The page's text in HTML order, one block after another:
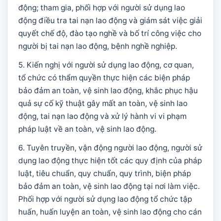
động; tham gia, phối hợp với người sử dụng lao
động điều tra tai nạn lao động và giám sát việc giải
quyết chế độ, đào tạo nghề và bố trí công việc cho
người bị tai nạn lao động, bệnh nghề nghiệp.
5. Kiến nghị với người sử dụng lao động, cơ quan,
tổ chức có thẩm quyền thực hiện các biện pháp
bảo đảm an toàn, vệ sinh lao động, khắc phục hậu
quả sự cố kỹ thuật gây mất an toàn, vệ sinh lao
động, tai nạn lao động và xử lý hành vi vi phạm
pháp luật về an toàn, vệ sinh lao động.
6. Tuyên truyền, vận động người lao động, người sử
dụng lao động thực hiện tốt các quy định của pháp
luật, tiêu chuẩn, quy chuẩn, quy trình, biện pháp
bảo đảm an toàn, vệ sinh lao động tại nơi làm việc.
Phối hợp với người sử dụng lao động tổ chức tập
huấn, huấn luyện an toàn, vệ sinh lao động cho cán